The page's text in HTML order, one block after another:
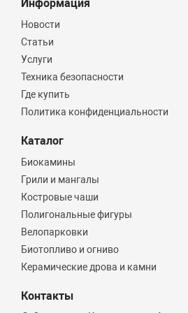
Информация
Новости
Статьи
Услуги
Техника безопасности
Где купить
Политика конфиденциальности
Каталог
Биокамины
Грили и мангалы
Костровые чаши
Полигональные фигуры
Велопарковки
Биотопливо и огниво
Керамические дрова и камни
Контакты